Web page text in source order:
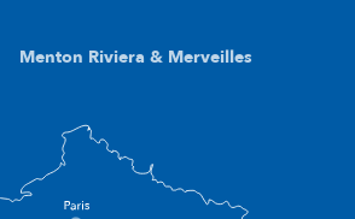
Menton Riviera & Merveilles